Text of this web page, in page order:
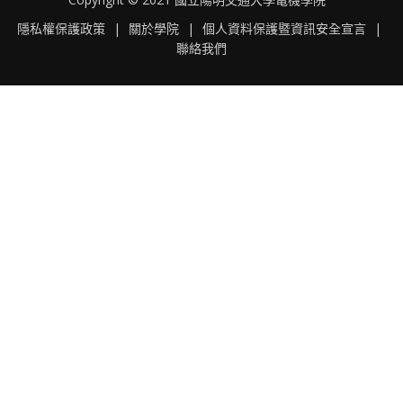
隱私權保護政策
| 關於學院 | 個人資料保護暨資訊安全宣言
|
聯絡我們